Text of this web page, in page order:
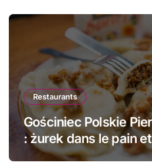
Restaurants
Gościniec Polskie
: żurek dans le pain